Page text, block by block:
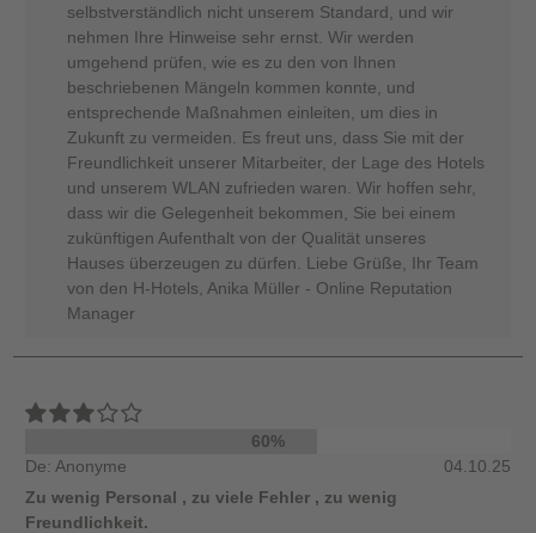
selbstverständlich nicht unserem Standard, und wir
nehmen Ihre Hinweise sehr ernst. Wir werden
umgehend prüfen, wie es zu den von Ihnen
beschriebenen Mängeln kommen konnte, und
entsprechende Maßnahmen einleiten, um dies in
Zukunft zu vermeiden. Es freut uns, dass Sie mit der
Freundlichkeit unserer Mitarbeiter, der Lage des Hotels
und unserem WLAN zufrieden waren. Wir hoffen sehr,
dass wir die Gelegenheit bekommen, Sie bei einem
zukünftigen Aufenthalt von der Qualität unseres
Hauses überzeugen zu dürfen. Liebe Grüße, Ihr Team
von den H-Hotels, Anika Müller - Online Reputation
Manager
60%
De: Anonyme
04.10.25
Zu wenig Personal , zu viele Fehler , zu wenig
Freundlichkeit.